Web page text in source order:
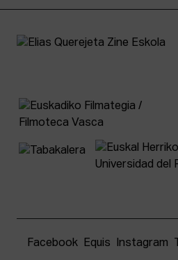
Facebook Equis Instagram